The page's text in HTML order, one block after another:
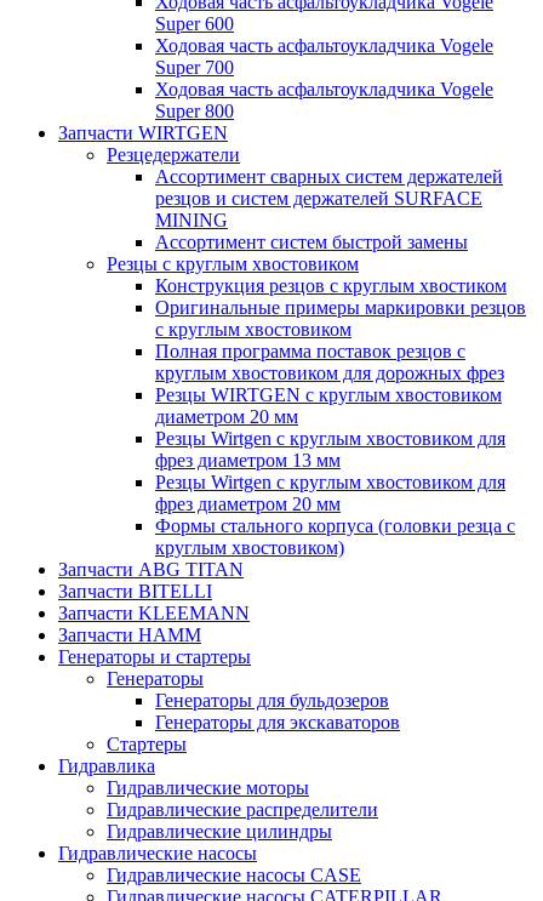
Super 600
Ходовая часть асфальтоукладчика Vogele
Super 700
Ходовая часть асфальтоукладчика Vogele
Super 800
Запчасти WIRTGEN
Резцедержатели
Ассортимент сварных систем держателей
резцов и систем держателей SURFACE
MINING
Ассортимент систем быстрой замены
Резцы с круглым хвостовиком
Конструкция резцов с круглым хвостиком
Оригинальные примеры маркировки резцов
с круглым хвостовиком
Полная программа поставок резцов с
круглым хвостовиком для дорожных фрез
Резцы WIRTGEN с круглым хвостовиком
диаметром 20 мм
Резцы Wirtgen с круглым хвостовиком для
фрез диаметром 13 мм
Резцы Wirtgen с круглым хвостовиком для
фрез диаметром 20 мм
Формы стального корпуса (головки резца с
круглым хвостовиком)
Запчасти ABG TITAN
Запчасти BITELLI
Запчасти KLEEMANN
Запчасти HAMM
Генераторы и стартеры
Генераторы
Генераторы для бульдозеров
Генераторы для экскаваторов
Стартеры
Гидравлика
Гидравлические моторы
Гидравлические распределители
Гидравлические цилиндры
Гидравлические насосы
Гидравлические насосы CASE
Гидравлические насосы CATERPILLAR